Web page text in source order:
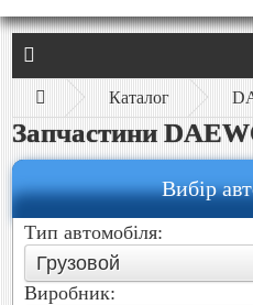
Каталог
Запчастини
Вибір
Тип автомобіля:
Грузовой
Виробник: